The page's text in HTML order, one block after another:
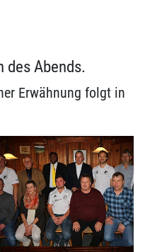
des Abends.
Erwähnung folgt in